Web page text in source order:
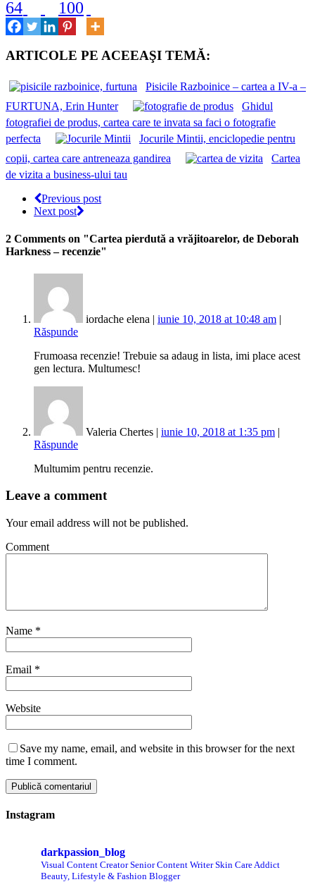
64 100
ARTICOLE PE ACEEAŞI TEMĂ:
Pisicile Razboinice – cartea a IV-a –
FURTUNA, Erin Hunter
Ghidul
fotografiei de produs, cartea care te invata sa faci o fotografie
perfecta
Jocurile Mintii, enciclopedie pentru
copii, cartea care antreneaza gandirea
Cartea
de vizita a business-ului tau
Previous post
Next post
2 Comments on "Cartea pierdută a vrăjitoarelor, de Deborah
Harkness – recenzie"
iordache elena | iunie 10, 2018 at 10:48 am |
Răspunde
Frumoasa recenzie! Trebuie sa adaug in lista, imi place acest
gen lectura. Multumesc!
Valeria Chertes | iunie 10, 2018 at 1:35 pm |
Răspunde
Multumim pentru recenzie.
Leave a comment
Your email address will not be published.
Comment
Name *
Email *
Website
Save my name, email, and website in this browser for the next
time I comment.
Instagram
darkpassion_blog
Visual Content CreatorSenior Content WriterSkin Care Addict
Beauty, Lifestyle & Fashion Blogger